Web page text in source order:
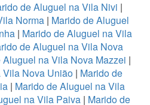
de Aluguel na Vila Nivi |
Norma | Marido de Aluguel
| Marido de Aluguel na Vila
de Aluguel na Vila Nova
Aluguel na Vila Nova Mazzei |
Vila Nova União | Marido de
| Marido de Aluguel na Vila
na Vila Paiva| Marido de